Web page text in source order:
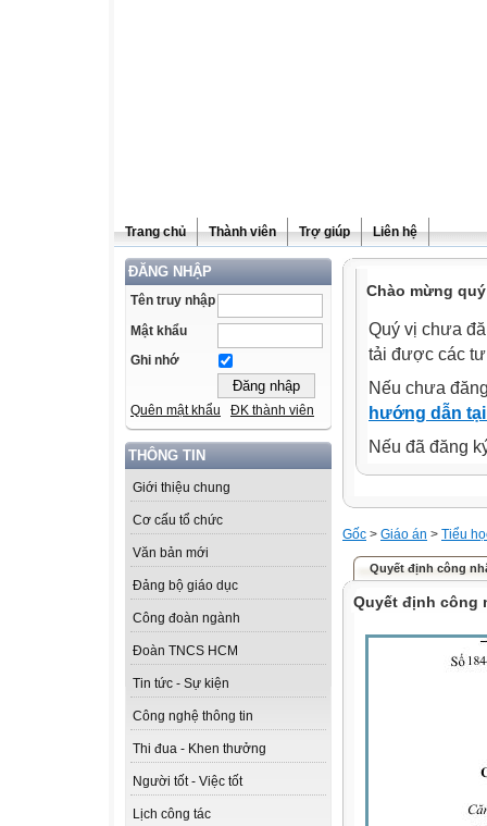
Trang chủ Thành viên Trợ giúp Liên hệ
ĐĂNG NHẬP
Tên truy nhập
Mật khẩu
Ghi nhớ
Quên mật khẩu ĐK thành viên
THÔNG TIN
Giới thiệu chung
Cơ cấu tổ chức
Văn bản mới
Đảng bộ giáo dục
Công đoàn ngành
Đoàn TNCS HCM
Tin tức - Sự kiện
Công nghệ thông tin
Thi đua - Khen thưởng
Người tốt - Việc tốt
Lịch công tác
Chào mừng
Quý vị chưa
tải được các
Nếu chưa
hướng dẫn
Nếu đã đăng
Gốc > Giáo án > Tiểu
Quyết định công
Quyết định công